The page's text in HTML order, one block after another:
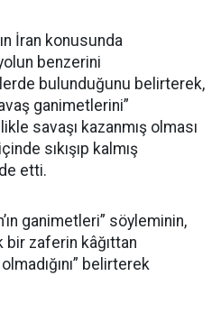
İran konusunda
benzerini
bulunduğunu belirterek,
ganimetlerini”
savaşı kazanmış olması
sıkışıp kalmış
etti.
ganimetleri” söyleminin,
zaferin kâğıttan
belirterek